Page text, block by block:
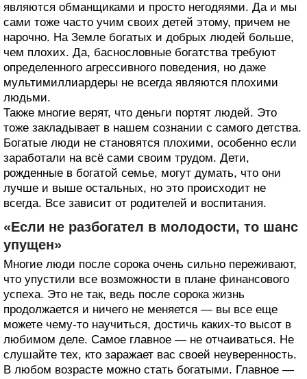
являются обманщиками и просто негодяями. Да и мы
сами тоже часто учим своих детей этому, причем не
нарочно. На Земле богатых и добрых людей больше,
чем плохих. Да, баснословные богатства требуют
определенного агрессивного поведения, но даже
мультимиллиардеры не всегда являются плохими
людьми.
Также многие верят, что деньги портят людей. Это
тоже закладывает в нашем сознании с самого детства.
Богатые люди не становятся плохими, особенно если
заработали на всё сами своим трудом. Дети,
рожденные в богатой семье, могут думать, что они
лучше и выше остальных, но это происходит не
всегда. Все зависит от родителей и воспитания.
«Если не разбогател в молодости, то шанс
упущен»
Многие люди после сорока очень сильно переживают,
что упустили все возможности в плане финансового
успеха. Это не так, ведь после сорока жизнь
продолжается и ничего не меняется — вы все еще
можете чему-то научиться, достичь каких-то высот в
любимом деле. Самое главное — не отчаиваться. Не
слушайте тех, кто заражает вас своей неуверенность.
В любом возрасте можно стать богатыми. Главное —